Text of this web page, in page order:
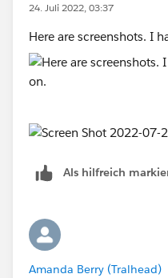
24. Juli 2022, 03:37
Here are screenshots. I
Als hilfreich
Amanda Berry (Tralhead)